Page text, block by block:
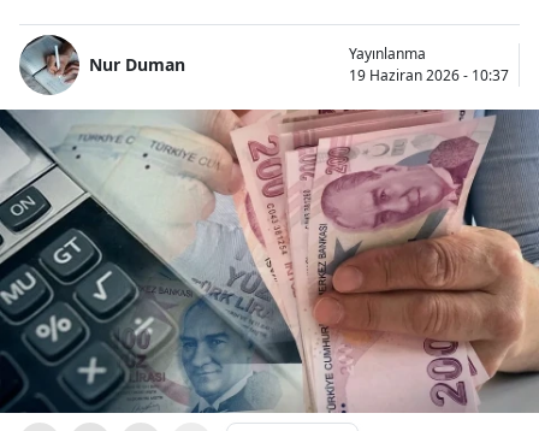
Nur Duman
Yayınlanma
19 Haziran 2026 - 10:37